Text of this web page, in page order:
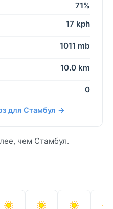
71%
17 kph
1011 mb
10.0 km
0
для Стамбул →
чем Стамбул.